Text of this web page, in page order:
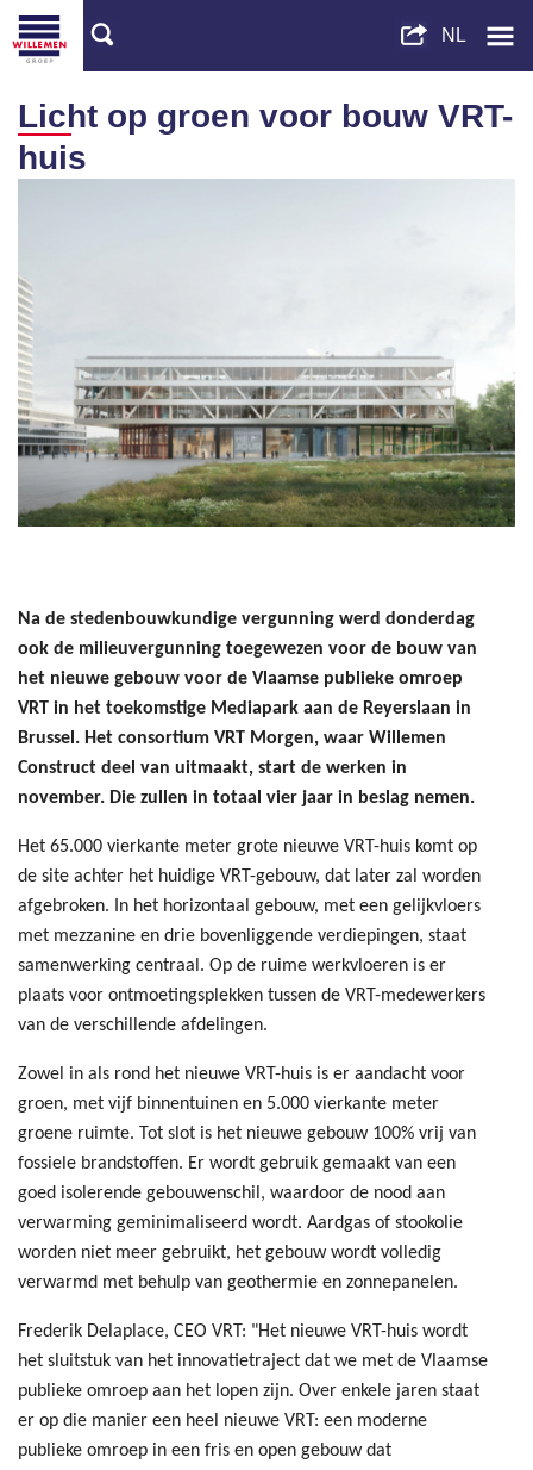
Licht op groen voor bouw VRT-
huis
Na de stedenbouwkundige vergunning werd donderdag
ook de milieuvergunning toegewezen voor de bouw van
het nieuwe gebouw voor de Vlaamse publieke omroep
VRT in het toekomstige Mediapark aan de Reyerslaan in
Brussel. Het consortium VRT Morgen, waar Willemen
Construct deel van uitmaakt, start de werken in
november. Die zullen in totaal vier jaar in beslag nemen.
Het 65.000 vierkante meter grote nieuwe VRT-huis komt op
de site achter het huidige VRT-gebouw, dat later zal worden
afgebroken. In het horizontaal gebouw, met een gelijkvloers
met mezzanine en drie bovenliggende verdiepingen, staat
samenwerking centraal. Op de ruime werkvloeren is er
plaats voor ontmoetingsplekken tussen de VRT-medewerkers
van de verschillende afdelingen.
Zowel in als rond het nieuwe VRT-huis is er aandacht voor
groen, met vijf binnentuinen en 5.000 vierkante meter
groene ruimte. Tot slot is het nieuwe gebouw 100% vrij van
fossiele brandstoffen. Er wordt gebruik gemaakt van een
goed isolerende gebouwenschil, waardoor de nood aan
verwarming geminimaliseerd wordt. Aardgas of stookolie
worden niet meer gebruikt, het gebouw wordt volledig
verwarmd met behulp van geothermie en zonnepanelen.
Frederik Delaplace, CEO VRT: "Het nieuwe VRT-huis wordt
het sluitstuk van het innovatietraject dat we met de Vlaamse
publieke omroep aan het lopen zijn. Over enkele jaren staat
er op die manier een heel nieuwe VRT: een moderne
publieke omroep in een fris en open gebouw dat